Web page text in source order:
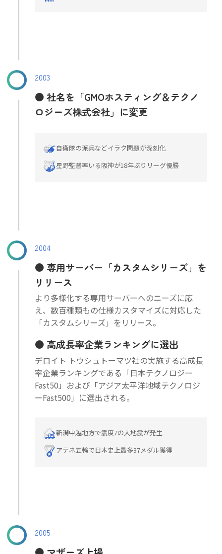
2003
社名を「GMOホスティング＆テクノ
ロジーズ株式会社」に変更
自衛隊の派兵などイラク問題が深刻化
星野監督率いる阪神が18年ぶりリーグ優勝
2004
専用サーバー「カスタムシリーズ」を
リリース
より多様化する専用サーバーへのニーズに応
え、数百種類もの仕様カスタマイズに対応した
「カスタムシリーズ」をリリース。
高成長率企業ランキングに選出
デロイト トウシュトーマツ社の実施する高成長
率企業ランキングである「日本テクノロジー
Fast50」および「アジア太平洋地域テクノロジ
ーFast500」に選出される。
新潟中越地方で震度7の大地震が発生
アテネ五輪で日本史上最多37メダル獲得
2005